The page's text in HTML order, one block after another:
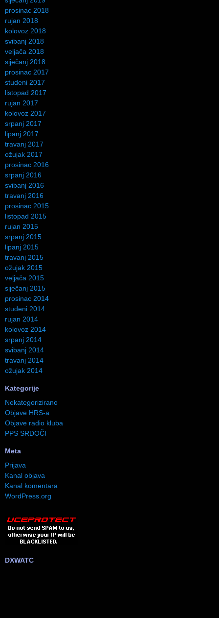
prosinac 2018
rujan 2018
kolovoz 2018
svibanj 2018
veljača 2018
siječanj 2018
prosinac 2017
studeni 2017
listopad 2017
rujan 2017
kolovoz 2017
srpanj 2017
lipanj 2017
travanj 2017
ožujak 2017
prosinac 2016
srpanj 2016
svibanj 2016
travanj 2016
prosinac 2015
listopad 2015
rujan 2015
srpanj 2015
lipanj 2015
travanj 2015
ožujak 2015
veljača 2015
siječanj 2015
prosinac 2014
studeni 2014
rujan 2014
kolovoz 2014
srpanj 2014
svibanj 2014
travanj 2014
ožujak 2014
Kategorije
Nekategorizirano
Objave HRS-a
Objave radio kluba
PPS SRDOČI
Meta
Prijava
Kanal objava
Kanal komentara
WordPress.org
DXWATC